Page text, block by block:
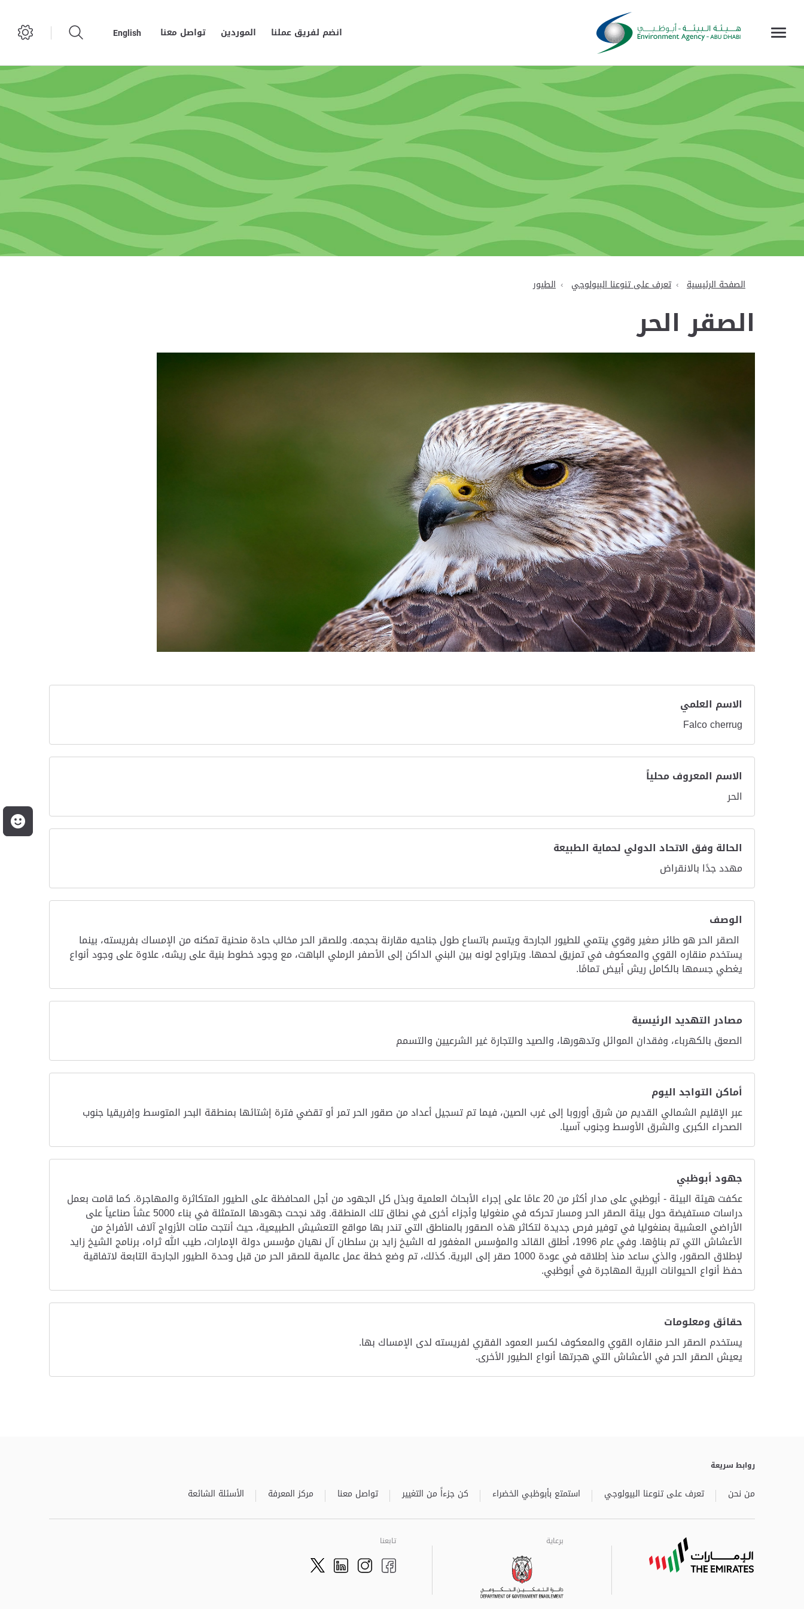
انضم لفريق عملنا الموردين تواصل معنا English
الصفحة الرئيسية تعرف على تنوعنا البيولوجي الطيور
الصقر الحر
الاسم العلمي
Falco cherrug
الاسم المعروف محلياً
الحر
الحالة وفق الاتحاد الدولي لحماية الطبيعة
مهدد جدًا بالانقراض
الوصف
الصقر الحر هو طائر صغير وقوي ينتمي للطيور الجارحة ويتسم باتساع طول جناحيه مقارنة بحجمه. وللصقر الحر مخالب حادة منحنية تمكنه من الإمساك بفريسته، بينما
يستخدم منقاره القوي والمعكوف في تمزيق لحمها. ويتراوح لونه بين البني الداكن إلى الأصفر الرملي الباهت، مع وجود خطوط بنية على ريشه، علاوة على وجود أنواع
يغطي جسمها بالكامل ريش أبيض تمامًا.
مصادر التهديد الرئيسية
الصعق بالكهرباء، وفقدان الموائل وتدهورها، والصيد والتجارة غير الشرعيين والتسمم
أماكن التواجد اليوم
عبر الإقليم الشمالي القديم من شرق أوروبا إلى غرب الصين، فيما تم تسجيل أعداد من صقور الحر تمر أو تقضي فترة إشتائها بمنطقة البحر المتوسط وإفريقيا جنوب
الصحراء الكبرى والشرق الأوسط وجنوب آسيا.
جهود أبوظبي
عكفت هيئة البيئة - أبوظبي على مدار أكثر من 20 عامًا على إجراء الأبحاث العلمية وبذل كل الجهود من أجل المحافظة على الطيور المتكاثرة والمهاجرة. كما قامت بعمل
دراسات مستفيضة حول بيئة الصقر الحر ومسار تحركه في منغوليا وأجزاء أخرى في نطاق تلك المنطقة. وقد نجحت جهودها المتمثلة في بناء 5000 عشاً صناعياً على
الأراضي العشبية بمنغوليا في توفير فرص جديدة لتكاثر هذه الصقور بالمناطق التي تندر بها مواقع التعشيش الطبيعية، حيث أنتجت مئات الأزواج آلاف الأفراخ من
الأعشاش التي تم بناؤها. وفي عام 1996، أطلق القائد والمؤسس المغفور له الشيخ زايد بن سلطان آل نهيان مؤسس دولة الإمارات، طيب الله ثراه، برنامج الشيخ زايد
لإطلاق الصقور، والذي ساعد منذ إطلاقه في عودة 1000 صقر إلى البرية. كذلك، تم وضع خطة عمل عالمية للصقر الحر من قبل وحدة الطيور الجارحة التابعة لاتفاقية
حفظ أنواع الحيوانات البرية المهاجرة في أبوظبي.
حقائق ومعلومات
يستخدم الصقر الحر منقاره القوي والمعكوف لكسر العمود الفقري لفريسته لدى الإمساك بها.
يعيش الصقر الحر في الأعشاش التي هجرتها أنواع الطيور الأخرى.
روابط سريعة
من نحن تعرف على تنوعنا البيولوجي استمتع بأبوظبي الخضراء كن جزءاً من التغيير تواصل معنا مركز المعرفة الأسئلة الشائعة
تابعنا
Facebook
Instagram
LinkedIn
Twitter
برعاية
برعاية